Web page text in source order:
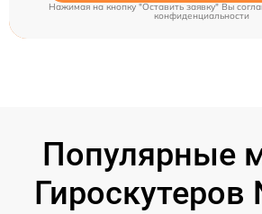
Нажимая на кнопку "Оставить заявку" Вы
конфиденциальности
Популярные
Гироскутеров